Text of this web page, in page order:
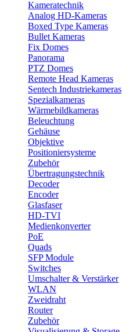
Kameratechnik
Analog HD-Kameras
Boxed Type Kameras
Bullet Kameras
Fix Domes
Panorama
PTZ Domes
Remote Head Kameras
Sentech Industriekameras
Spezialkameras
Wärmebildkameras
Beleuchtung
Gehäuse
Objektive
Positioniersysteme
Zubehör
Übertragungstechnik
Decoder
Encoder
Glasfaser
HD-TVI
Medienkonverter
PoE
Quads
SFP Module
Switches
Umschalter & Verstärker
WLAN
Zweidraht
Router
Zubehör